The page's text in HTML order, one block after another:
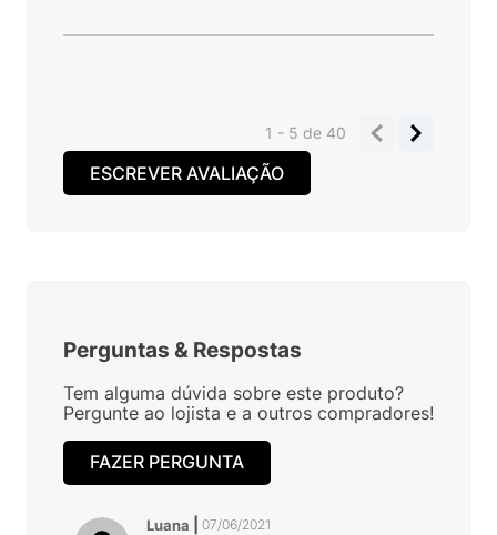
1 - 5de 40
ESCREVER AVALIAÇÃO
Perguntas & Respostas
Tem alguma dúvida sobre este produto?
Pergunte ao lojista e a outros compradores!
FAZER PERGUNTA
Luana
07/06/2021